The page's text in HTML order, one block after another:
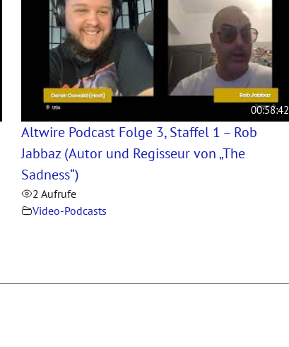
00:58:42
Altwire Podcast Folge 3, Staffel 1 – Rob
Jabbaz (Autor und Regisseur von „The
Sadness“)
2 Aufrufe
Video-Podcasts